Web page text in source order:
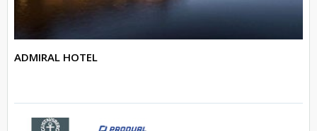
ADMIRAL HOTEL